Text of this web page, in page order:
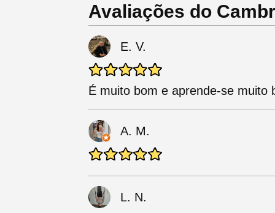
Avaliações do
E. V.
É muito bom e aprende-se muito
A. M.
L. N.